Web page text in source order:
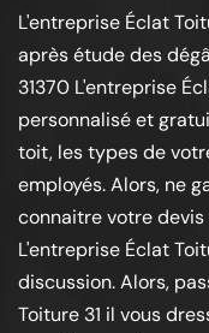
L'entreprise Éclat
après étude des
31370 L'entreprise
personnalisé et
toit, les types de
employés. Alors, ne
connaitre votre devis
L'entreprise Éclat
discussion. Alors,
Toiture 31 il vous